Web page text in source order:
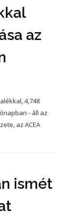
az
4,748
- áll az
az ACEA
ismét